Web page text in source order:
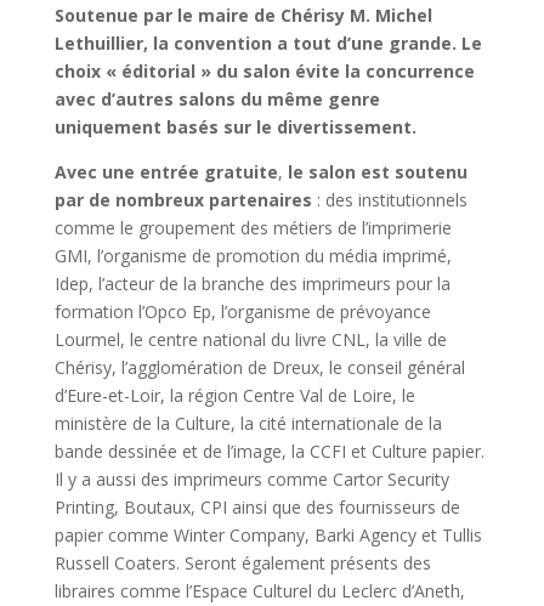
Soutenue par le maire de Chérisy M. Michel
Lethuillier, la convention a tout d’une grande. Le
choix « éditorial » du salon évite la concurrence
avec d’autres salons du même genre
uniquement basés sur le divertissement.
Avec une entrée gratuite, le salon est soutenu
par de nombreux partenaires : des institutionnels
comme le groupement des métiers de l’imprimerie
GMI, l’organisme de promotion du média imprimé,
Idep, l’acteur de la branche des imprimeurs pour la
formation l’Opco Ep, l’organisme de prévoyance
Lourmel, le centre national du livre CNL, la ville de
Chérisy, l’agglomération de Dreux, le conseil général
d’Eure-et-Loir, la région Centre Val de Loire, le
ministère de la Culture, la cité internationale de la
bande dessinée et de l’image, la CCFI et Culture papier.
Il y a aussi des imprimeurs comme Cartor Security
Printing, Boutaux, CPI ainsi que des fournisseurs de
papier comme Winter Company, Barki Agency et Tullis
Russell Coaters. Seront également présents des
libraires comme l’Espace Culturel du Leclerc d’Aneth,